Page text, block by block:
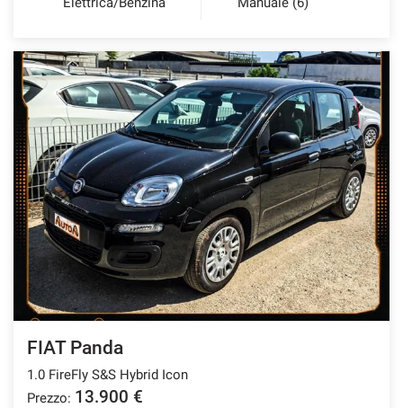
FIAT Panda
1.0 FireFly S&S Hybrid Icon
Prezzo: 13.900 €